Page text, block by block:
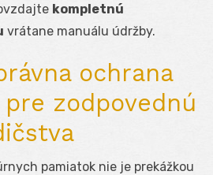
kompletnú
vrátane manuálu údržby.
ochrana
zodpovednú
pamiatok nie je prekážkou